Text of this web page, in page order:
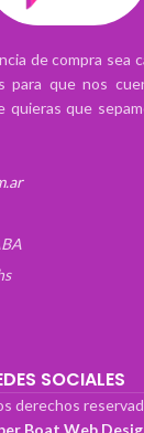
y
manera
compra y
brillante
hogar.
de compra sea
para que nos
quieras que
SOCIALES
derechos
Boat Web